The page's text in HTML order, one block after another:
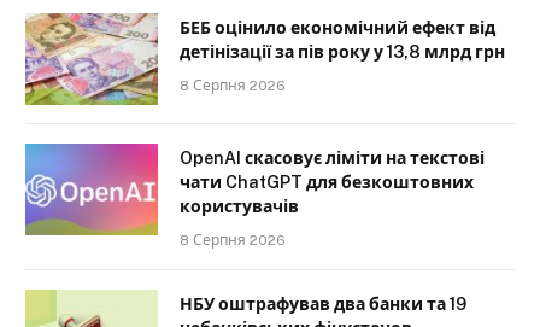
БЕБ оцінило економічний ефект від
детінізації за пів року у 13,8 млрд грн
8 Серпня 2026
OpenAI скасовує ліміти на текстові
чати ChatGPT для безкоштовних
користувачів
8 Серпня 2026
НБУ оштрафував два банки та 19